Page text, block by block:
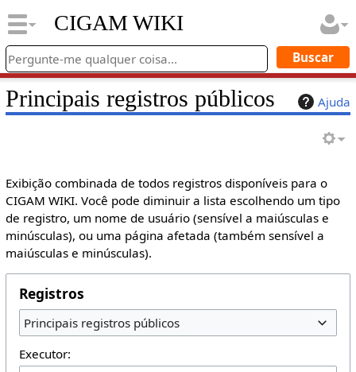
CIGAM WIKI
Ajuda
Principais registros públicos
Exibição combinada de todos registros disponíveis para o
CIGAM WIKI. Você pode diminuir a lista escolhendo um tipo
de registro, um nome de usuário (sensível a maiúsculas e
minúsculas), ou uma página afetada (também sensível a
maiúsculas e minúsculas).
Registros
Principais registros públicos
Executor: